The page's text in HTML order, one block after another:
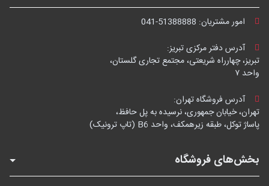
امور مشتریان: 041-51388888
آدرس دفتر مرکزی تبریز:
تبریز، چهارراه شریعتی، مجتمع تجاری گلستان،
واحد ۷
آدرس فروشگاه تهران:
تهران، خیابان جمهوری، نرسیده به پل حافظ،
پاساژ توکل، طبقه زیرهمکف، واحد B6 (تاپ ترونیک)
بخش‌های فروشگاه